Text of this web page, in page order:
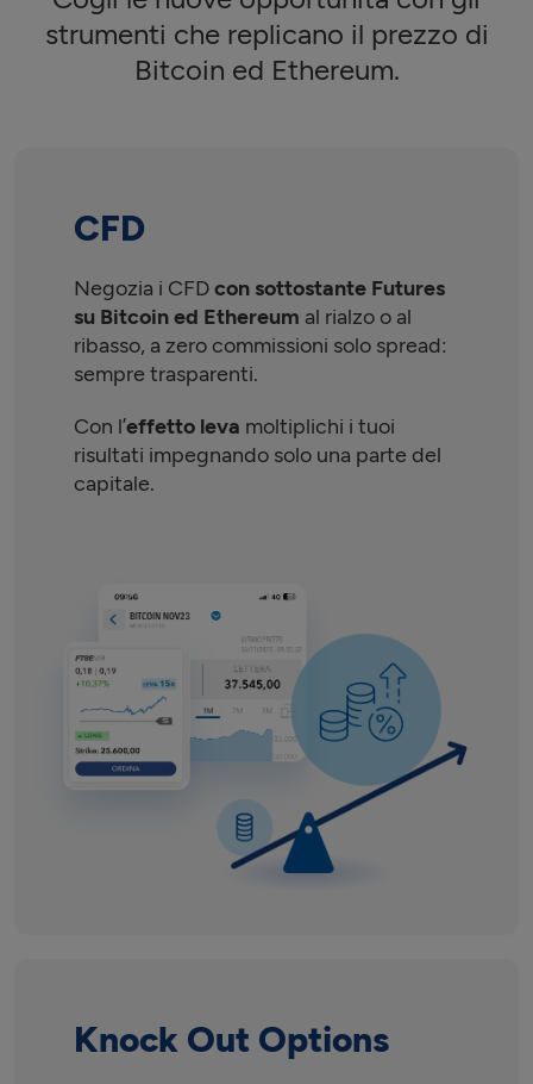
strumenti che replicano il prezzo di
Bitcoin ed Ethereum.
CFD
Negozia i CFDcon sottostante Futures
su Bitcoin ed Ethereum al rialzo o al
ribasso, a zero commissioni solo spread:
sempre trasparenti.
Con l’effetto leva moltiplichi i tuoi
risultati impegnando solo una parte del
capitale.
Knock Out Options